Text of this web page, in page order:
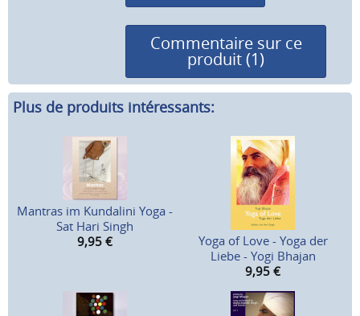
Commentaire sur ce
produit (1)
Plus de produits intéressants:
Mantras im Kundalini Yoga -
Sat Hari Singh
9,95 €
Yoga of Love - Yoga der
Liebe - Yogi Bhajan
9,95 €